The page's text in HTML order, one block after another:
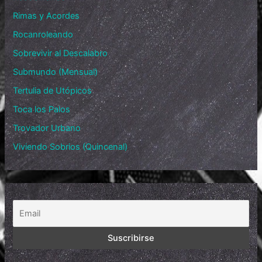
Rimas y Acordes
Rocanroleando
Sobrevivir al Descalabro
Submundo (Mensual)
Tertulia de Utópicos
Toca los Palos
Trovador Urbano
Viviendo Sobrios (Quincenal)